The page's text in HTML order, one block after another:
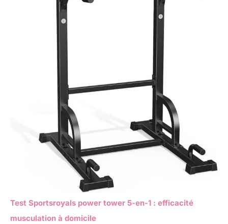
Test Sportsroyals power tower 5-en-1 : efficacité
musculation à domicile